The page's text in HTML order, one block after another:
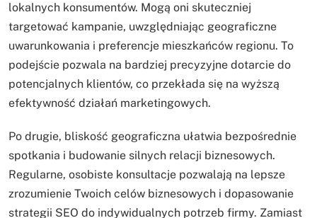
lokalnych konsumentów. Mogą oni skuteczniej
targetować kampanie, uwzględniając geograficzne
uwarunkowania i preferencje mieszkańców regionu. To
podejście pozwala na bardziej precyzyjne dotarcie do
potencjalnych klientów, co przekłada się na wyższą
efektywność działań marketingowych.
Po drugie, bliskość geograficzna ułatwia bezpośrednie
spotkania i budowanie silnych relacji biznesowych.
Regularne, osobiste konsultacje pozwalają na lepsze
zrozumienie Twoich celów biznesowych i dopasowanie
strategii SEO do indywidualnych potrzeb firmy. Zamiast